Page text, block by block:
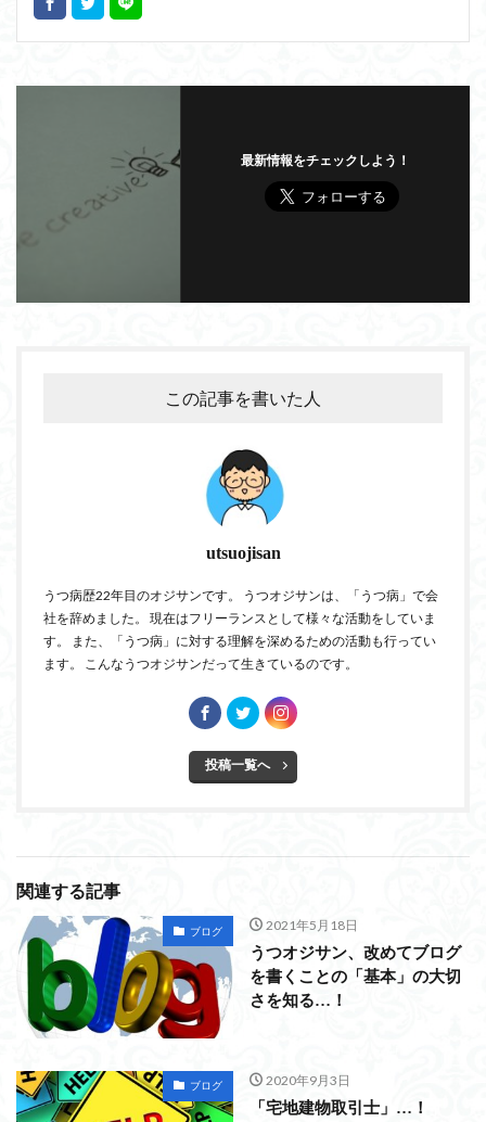
最新情報をチェックしよう！
この記事を書いた人
utsuojisan
うつ病歴22年目のオジサンです。 うつオジサンは、「うつ病」で会
社を辞めました。 現在はフリーランスとして様々な活動をしていま
す。 また、「うつ病」に対する理解を深めるための活動も行ってい
ます。 こんなうつオジサンだって生きているのです。
投稿一覧へ
関連する記事
ブログ 2021年5月18日
うつオジサン、改めてブログ
を書くことの「基本」の大切
さを知る…！
ブログ 2020年9月3日
「宅地建物取引士」…！